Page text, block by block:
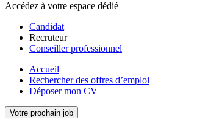
Accédez à votre espace dédié
Candidat
Recruteur
Conseiller professionnel
Accueil
Rechercher des offres d’emploi
Déposer mon CV
Votre prochain job